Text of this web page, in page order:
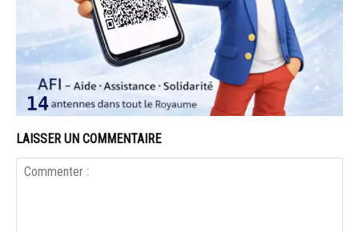
LAISSER UN COMMENTAIRE